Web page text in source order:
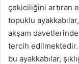
çekiciliğini artıran
topuklu
akşam
tercih
bu ayakkabılar,